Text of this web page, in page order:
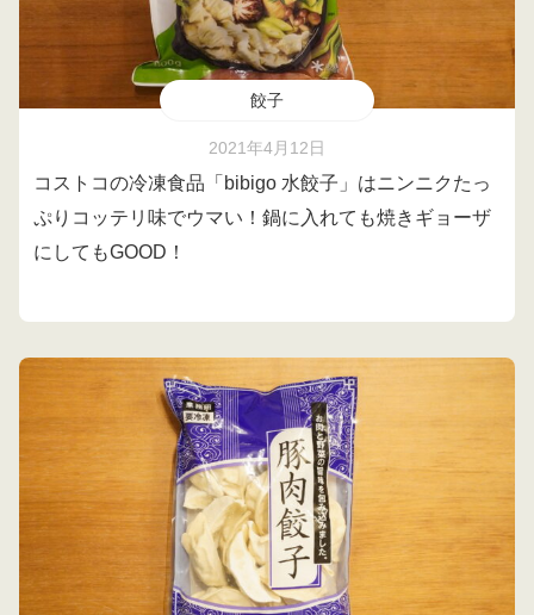
餃子
2021年4月12日
コストコの冷凍食品「bibigo 水餃子」はニンニクたっ
ぷりコッテリ味でウマい！鍋に入れても焼きギョーザ
にしてもGOOD！